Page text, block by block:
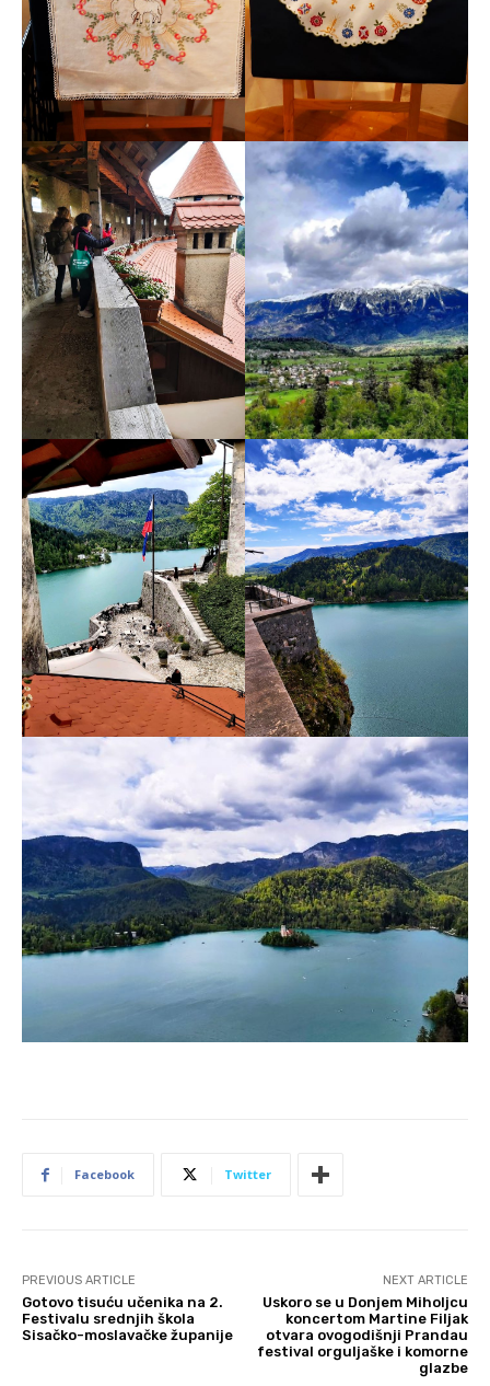
Facebook Twitter
PREVIOUS ARTICLE
Gotovo tisuću učenika na 2.
Festivalu srednjih škola
Sisačko-moslavačke županije
NEXT ARTICLE
Uskoro se u Donjem Miholjcu
koncertom Martine Filjak
otvara ovogodišnji Prandau
festival orguljaške i komorne
glazbe